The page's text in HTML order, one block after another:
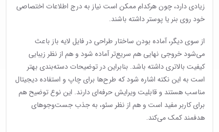
زیادی دارد، چون هرکدام ممکن است نیاز به درج اطلاعات اختصاصی
خود روی بنر یا پوستر داشته باشند.
از سوی دیگر، آماده بودن ساختار طراحی در فایل لایه باز باعث
می‌شود خروجی نهایی هم سریع‌تر آماده شود و هم از نظر زیبایی
کیفیت بالاتری داشته باشد. بنابراین در توضیحات دسته‌بندی بهتر
است به این نکته اشاره شود که طرح‌ها برای چاپ و استفاده دیجیتال
مناسب هستند و قابلیت ویرایش حرفه‌ای دارند. این نوع توضیح هم
برای کاربر مفید است و هم از نظر سئو، به جذب جست‌وجوهای
هدفمند کمک می‌کند.